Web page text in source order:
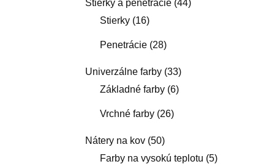
Stierky a penetrácie (44)
Stierky (16)
Penetrácie (28)
Univerzálne farby (33)
Základné farby (6)
Vrchné farby (26)
Nátery na kov (50)
Farby na vysokú teplotu (5)